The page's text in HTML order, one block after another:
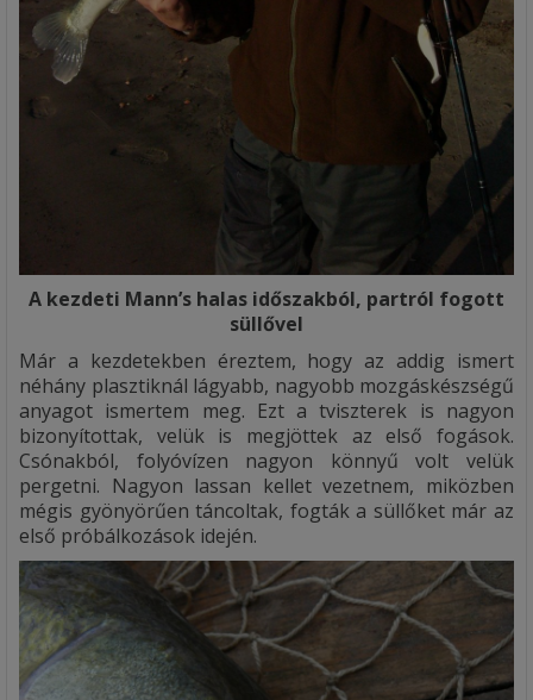
A kezdeti Mann’s halas időszakból, partról fogott
süllővel
Már a kezdetekben éreztem, hogy az addig ismert
néhány plasztiknál lágyabb, nagyobb mozgáskészségű
anyagot ismertem meg. Ezt a tviszterek is nagyon
bizonyítottak, velük is megjöttek az első fogások.
Csónakból, folyóvízen nagyon könnyű volt velük
pergetni. Nagyon lassan kellet vezetnem, miközben
mégis gyönyörűen táncoltak, fogták a süllőket már az
első próbálkozások idején.